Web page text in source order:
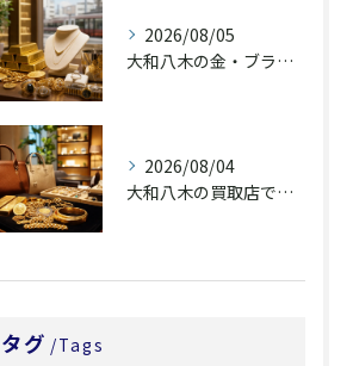
2026/08/05
大和八木の金・ブランド品買取は査定説明で選ぶ
2026/08/04
大和八木の買取店で金・ブランド品を納得査定へ
タグ Tags